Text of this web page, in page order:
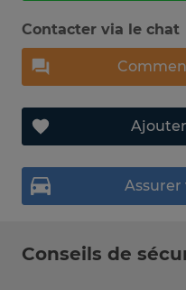
Contacter via le chat
Conseils de